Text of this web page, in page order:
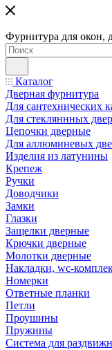
Фурнитура для окон,
Каталог
Дверная фурнитура
Для сантехнических
Для стекляннных
Цепочки дверные
Для аллюминевых
Изделия из латунины
Крепеж
Ручки
Доводчики
Замки
Глазки
Защелки дверные
Крючки дверные
Молотки дверные
Накладки, wc-
Номерки
Ответные планки
Петли
Проушины
Пружины
Система для